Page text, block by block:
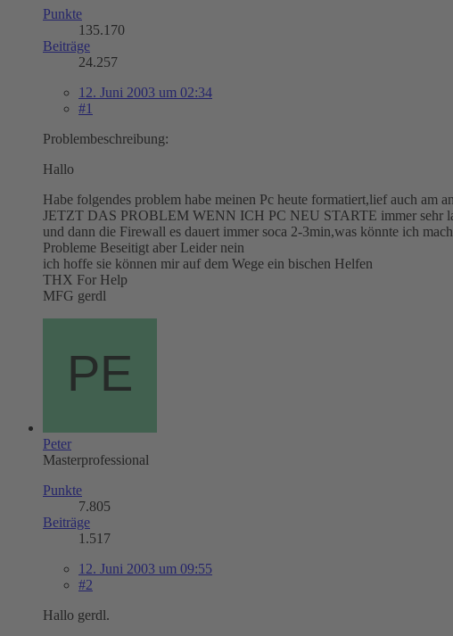
Punkte
135.170
Beiträge
24.257
12. Juni 2003 um 02:34
#1
Problembeschreibung:
Hallo
Habe folgendes problem habe meinen Pc heute formatiert,lief auch
JETZT DAS PROBLEM WENN ICH PC NEU STARTE immer sehr
und dann die Firewall es dauert immer soca 2-3min,was könnte ich
Probleme Beseitigt aber Leider nein
ich hoffe sie können mir auf dem Wege ein bischen Helfen
THX For Help
MFG gerdl
Peter
Masterprofessional
Punkte
7.805
Beiträge
1.517
12. Juni 2003 um 09:55
#2
Hallo gerdl.